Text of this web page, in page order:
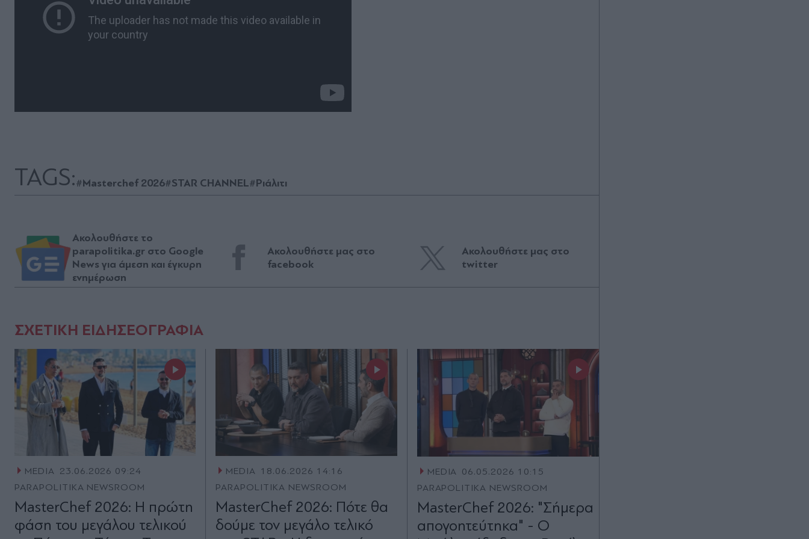
TAGS:#Masterchef 2026#STAR CHANNEL#Ριάλιτι
Ακολουθήστε το
parapolitika.gr στο Google
News για άμεση και έγκυρη
ενημέρωση
Ακολουθήστε μας στο
facebook
Ακολουθήστε μας στο
twitter
ΣΧΕΤΙΚΗ ΕΙΔΗΣΕΟΓΡΑΦΙΑ
MEDIA 23.06.2026 09:24
PARAPOLITIKA NEWSROOM
MasterChef 2026: Η πρώτη
φάση του μεγάλου τελικού
MEDIA 18.06.2026 14:16
PARAPOLITIKA NEWSROOM
MasterChef 2026: Πότε θα
δούμε τον μεγάλο τελικό
MEDIA 06.05.2026 10:15
PARAPOLITIKA NEWSROOM
MasterChef 2026: "Σήμερα
απογοητεύτηκα" - Ο